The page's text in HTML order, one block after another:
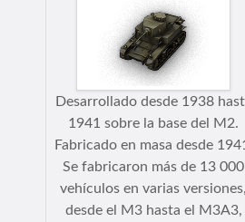
Desarrollado desde 1938
1941 sobre la base del M2.
Fabricado en masa desde
Se fabricaron más de 13 000
vehículos en varias
desde el M3 hasta el M3A3,